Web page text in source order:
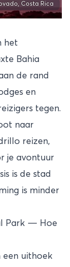
Costa Rica
het
Bahia
de rand
en
tegen.
naar
reizen,
je avontuur
is de stad
is minder
Park — Hoe
een uithoek